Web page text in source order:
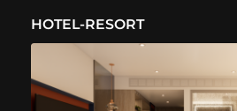
HOTEL-RESORT